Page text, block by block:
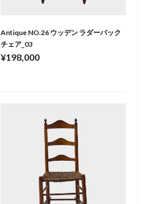
Antique NO.26 ウッデン ラダーバック
チェア_03
¥198,000